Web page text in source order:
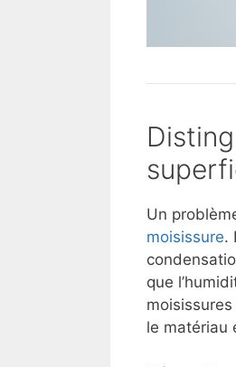
Un
moisissure.
que
le matériau